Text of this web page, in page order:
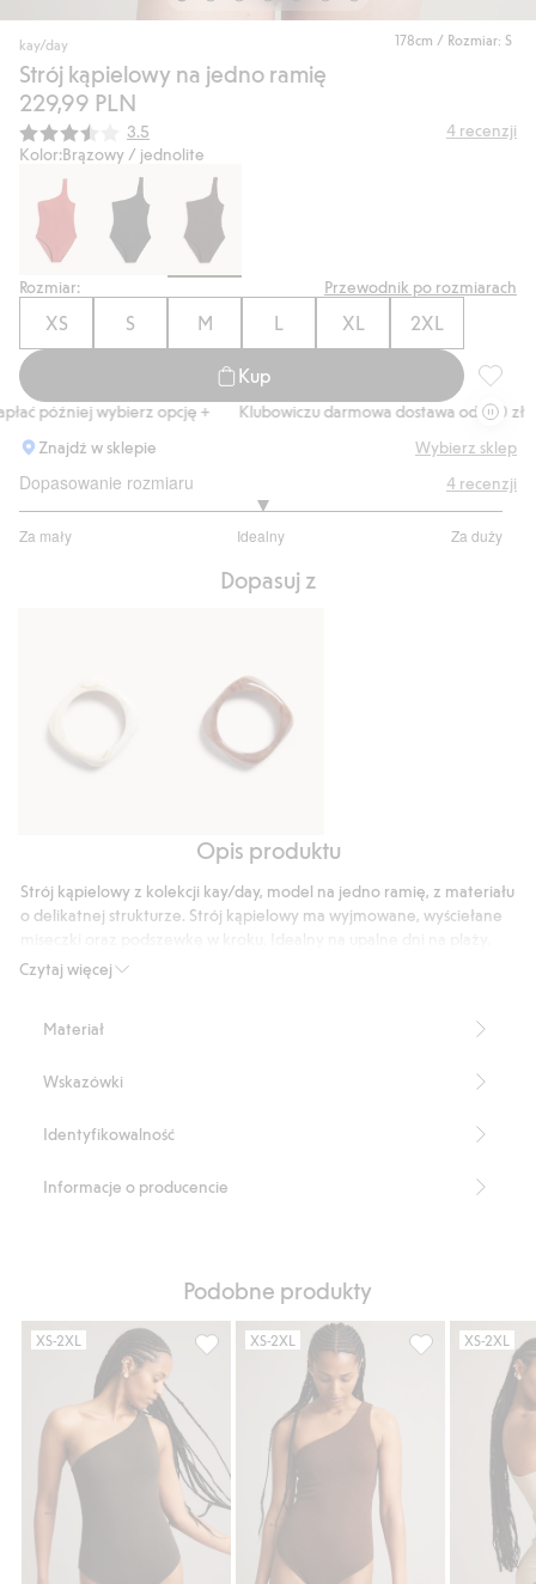
178cm / Rozmiar: S
kay/day
Strój kąpielowy na jedno ramię
229,99 PLN
Średnia ocena:
3.5 4 recenzji
Kolor:Brązowy / jednolite
Rozmiar: Przewodnik po rozmiarach
XS S M L XL 2XL
Kup
Strój
później wybierz opcję + Klubowiczu darmowa dostawa od 150 zł
Znajdź w sklepie
Wybierz sklep
Dopasowanie rozmiaru
Za mały Idealny Za duży
na
4 recenzji
Dopasuj z
wyglądzie
Bransoletka
wyglądzie
Opis produktu
Czytaj więcej
Strój kąpielowy z kolekcji kay/day, model na jedno ramię, z materiału
o delikatnej strukturze. Strój kąpielowy ma wyjmowane, wyściełane
Model na jedno ramię
Wyjmowana wyściółka
Produkt zawiera 89% poliamidu z odzysku
Blended Recycled Polyamide
Materiał
Wskazówki
Identyfikowalność
Informacje o producencie
Podobne produkty
XS-2XL
Strój kąpielowy na jedno ramię, Dodaj
XS-2XL
Strój
XS-2XL